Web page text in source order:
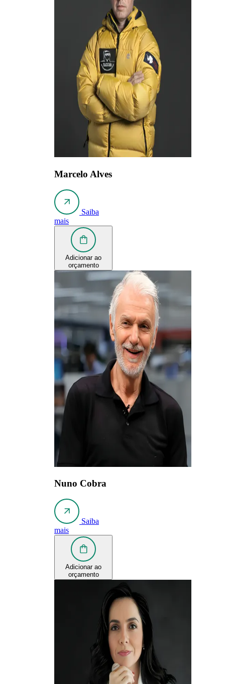
Marcelo Alves
Saiba
mais
Adicionar ao
orçamento
Nuno Cobra
Saiba
mais
Adicionar ao
orçamento